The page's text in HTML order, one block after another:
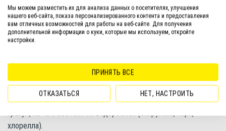
животных белков приводит к застою в кишечнике и его
деформациям. Поэтому рекомендуется исключить из рациона
живые и замороженные корма. Лучше отдать предпочтение
содержанием водорослей.
Tetra Malawi – корм, специально разработанный для всех
видов травоядных цихлид. Выпускается в форме хлопьев и
гранул, на 40% состоит из водорослей (спирулина, нори,
хлорелла).
Мы можем разместить их для анализа данных о посетителях, улучшения
нашего веб-сайта, показа персонализированного контента и предоставления
вам отличных возможностей для работы на веб-сайте. Для получения
дополнительной информации о куки, которые мы используем, откройте
настройки.
ПРИНЯТЬ ВСЕ
ОТКАЗАТЬСЯ НЕТ, НАСТРОИТЬ